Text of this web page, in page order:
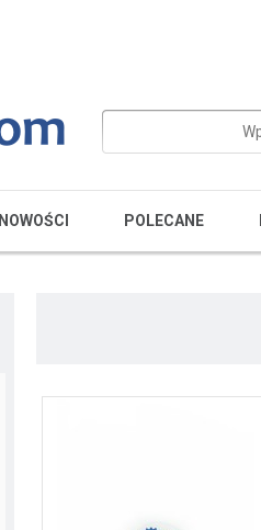
NOWOŚCI POLECANE